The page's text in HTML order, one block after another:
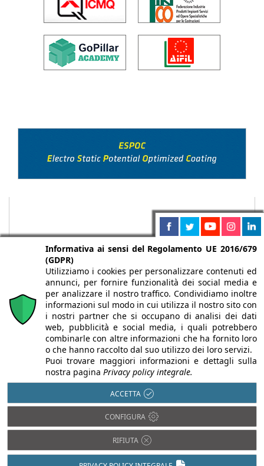
Chi siamo Autori Per la tua pubblicità
Iscriviti alla
newsletter
Infobuild è testata registrata presso il Tribunale di Milano al n° 63
dell’8/3/2013 - ISSN 2282-2267
© 2000-2026 Infoweb srl - P.IVA 13155920153 - Tutti i diritti
riservati |Privacy
Informativa ai sensi del Regolamento UE 2016/679
(GDPR)
Utilizziamo i cookies per personalizzare contenuti ed
annunci, per fornire funzionalità dei social media e
per analizzare il nostro traffico. Condividiamo inoltre
informazioni sul modo in cui utilizza il nostro sito con
i nostri partner che si occupano di analisi dei dati
web, pubblicità e social media, i quali potrebbero
combinarle con altre informazioni che ha fornito loro
o che hanno raccolto dal suo utilizzo dei loro servizi.
Puoi trovare maggiori informazioni e dettagli sulla
nostra pagina Privacy policy integrale.
ACCETTA
CONFIGURA
RIFIUTA